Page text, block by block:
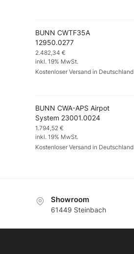
BUNN CWTF35A
12950.0277
2.482,34 €
inkl. 19% MwSt.
Kostenloser Versand in Deutschland
BUNN CWA-APS Airpot
System 23001.0024
1.794,52 €
inkl. 19% MwSt.
Kostenloser Versand in Deutschland
Showroom
61449 Steinbach